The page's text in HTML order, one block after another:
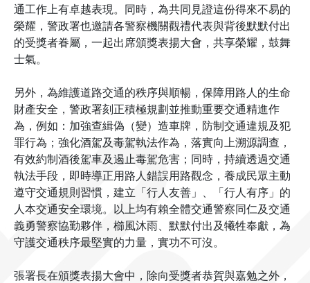
通工作上有卓越表現。同時，為共同見證這份得來不易的
榮耀，警政署也邀請各警察機關觀禮代表與背後默默付出
的受獎者眷屬，一起出席頒獎表揚大會，共享榮耀，鼓舞
士氣。
另外，為維護道路交通的秩序與順暢，保障用路人的生命
財產安全，警政署刻正積極規劃並推動重要交通精進作
為，例如：加強查緝偽（變）造車牌，防制交通違規及犯
罪行為；強化酒駕及毒駕執法作為，落實向上溯源調查，
有效約制酒後駕車及遏止毒駕危害；同時，持續透過交通
執法手段，即時導正用路人錯誤用路觀念，養成民眾主動
遵守交通規則習慣，建立「行人友善」、「行人有序」的
人本交通安全環境。以上均有賴全體交通警察同仁及交通
義勇警察協勤夥伴，櫛風沐雨、默默付出及犧牲奉獻，為
守護交通秩序最堅實的力量，實功不可沒。
張署長在頒獎表揚大會中，除向受獎者恭賀與嘉勉之外，